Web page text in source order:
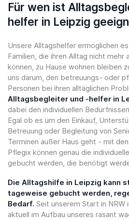
Für wen ist
helfer in Leipzig
Unsere Alltagshelfer ermöglichen
Familien, die ihren Alltag nicht mehr
können, zu Hause wohnen bleiben
uns darum, den betreuungs- oder
Personen bei ihren alltäglichen
Alltagsbegleiter und -helfer in
dabei den individuellen
Egal ob es um den Einkauf,
Betreuung oder Begleitung von
Terminen außer Haus geht - mit den
Pflegix können genau die
gebucht werden, die benötigt
Die Alltagshilfe in Leipzig kann
tageweise gebucht werden,
Bedarf. Seit unserem Start in NRW
aktuell im Aufbau unseres rasant